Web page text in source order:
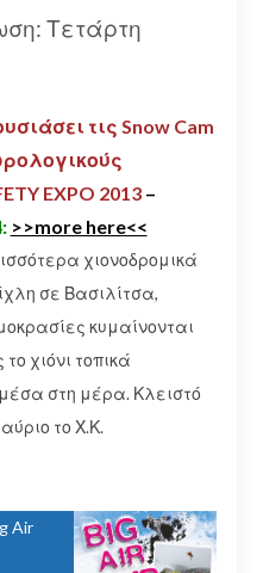
Τετάρτη
τις Snow Cam
EXPO 2013–
>>more here<<
χιονοδρομικά
σε Βασιλίτσα,
κυμαίνονται
χιόνι τοπικά
στη μέρα. Κλειστό
το Χ.Κ.
Air